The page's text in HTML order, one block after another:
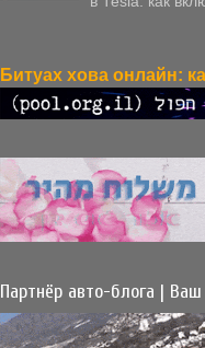
Партнёр авто-блога |